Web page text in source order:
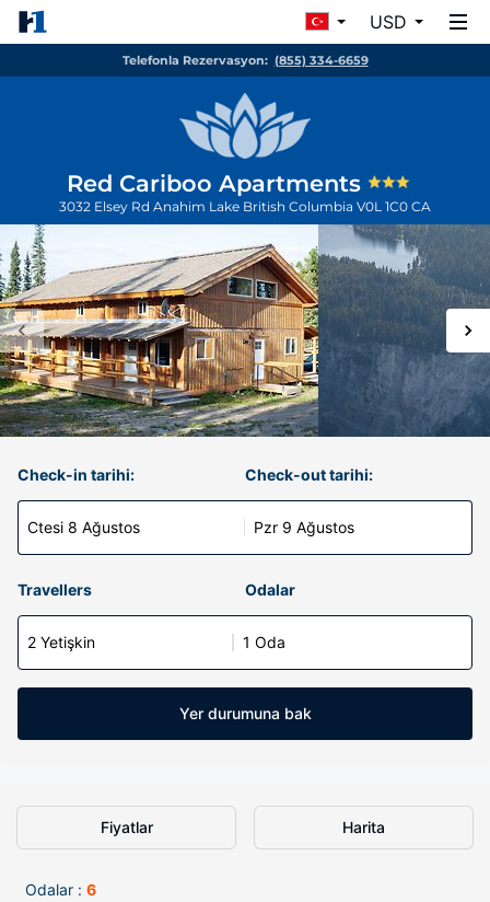
USD
Telefonla Rezervasyon: (855) 334-6659
Red Cariboo Apartments
3032 Elsey Rd Anahim Lake British Columbia V0L 1C0 CA
Check-in tarihi:
Ctesi 8 Ağustos
Check-out tarihi:
Pzr 9 Ağustos
Travellers Odalar
2 Yetişkin 1 Oda
Yer durumuna bak
Fiyatlar Harita
Odalar : 6